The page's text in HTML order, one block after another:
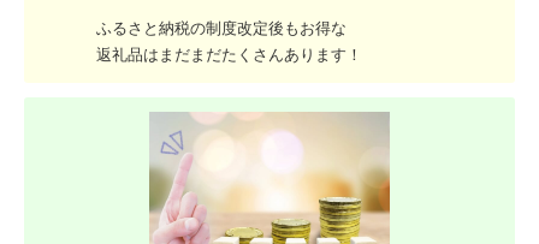
ふるさと納税の制度改定後もお得な
返礼品はまだまだたくさんあります！